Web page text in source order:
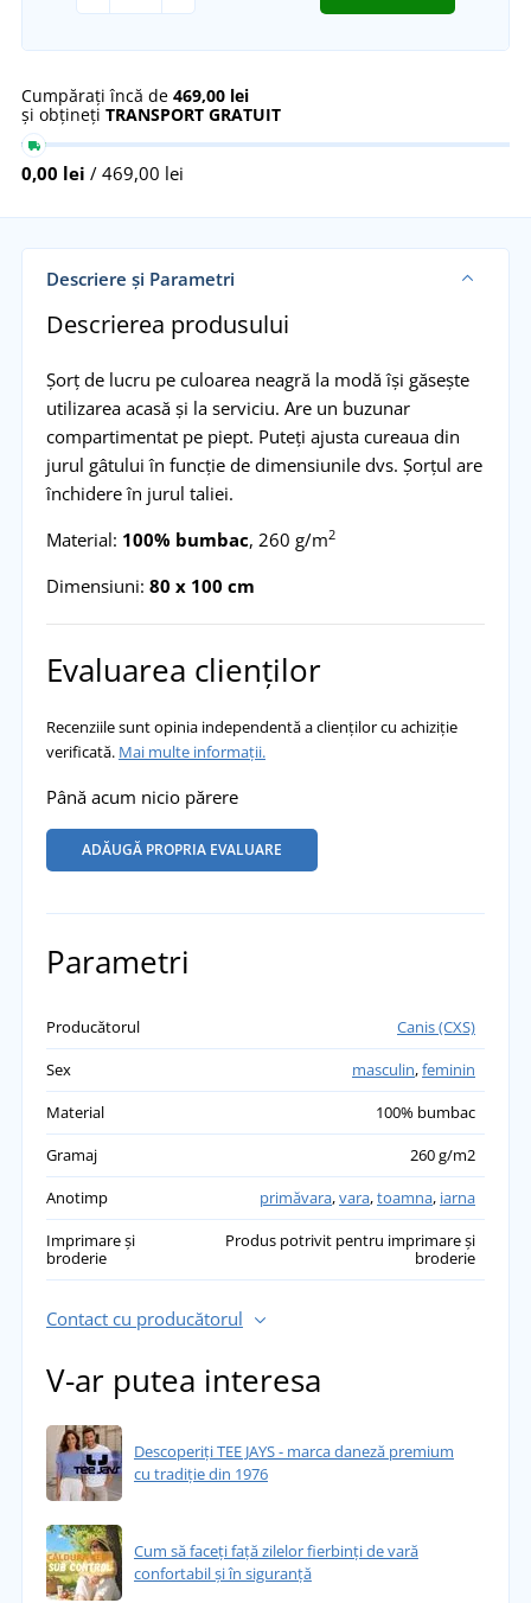
Cumpărați încă de 469,00 lei
și obțineți TRANSPORT GRATUIT
0,00 lei / 469,00 lei
Descriere și Parametri
Descrierea produsului
Șorț de lucru pe culoarea neagră la modă își găsește
utilizarea acasă și la serviciu. Are un buzunar
compartimentat pe piept. Puteți ajusta cureaua din
jurul gâtului în funcție de dimensiunile dvs. Șorțul are
închidere în jurul taliei.
Material: 100% bumbac, 260 g/m2
Dimensiuni: 80 x 100 cm
Evaluarea clienților
Recenziile sunt opinia independentă a clienților cu achiziție
verificată. Mai multe informații.
Până acum nicio părere
ADĂUGĂ PROPRIA EVALUARE
Parametri
Producătorul
Canis (CXS)
Sex
masculin,feminin
Material
100% bumbac
Gramaj
260 g/m2
Anotimp
primăvara,vara,toamna, iarna
Imprimare și
broderie
Produs potrivit pentru imprimare și
broderie
Contact cu producătorul
V-ar putea interesa
Descoperiți TEE JAYS - marca daneză premium
cu tradiție din 1976
Cum să faceți față zilelor fierbinți de vară
confortabil și în siguranță